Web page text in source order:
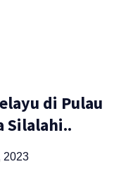
di Pulau
Silalahi..
2023